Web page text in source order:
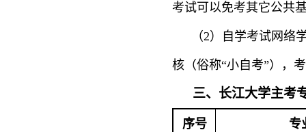
考试可以免考其它公共
（2）自学考试网络
核（俗称“小自考”），
三、长江大学主考
序号 专